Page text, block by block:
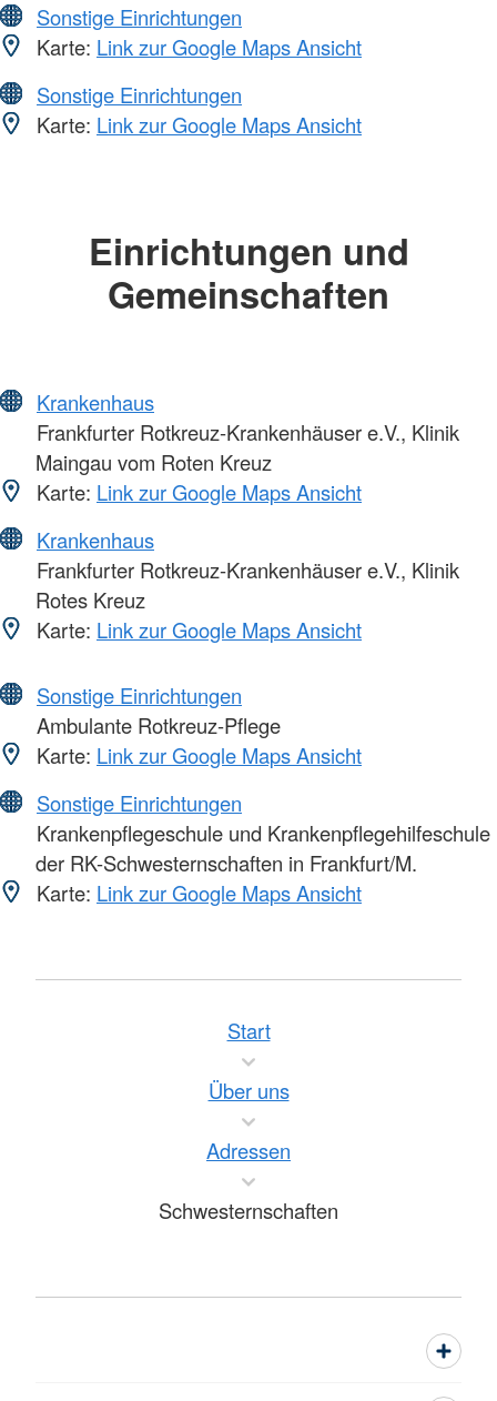
Sonstige Einrichtungen
Karte: Link zur Google Maps Ansicht
Sonstige Einrichtungen
Karte: Link zur Google Maps Ansicht
Einrichtungen und
Gemeinschaften
Krankenhaus
Frankfurter Rotkreuz-Krankenhäuser e.V., Klinik
Maingau vom Roten Kreuz
Karte: Link zur Google Maps Ansicht
Krankenhaus
Frankfurter Rotkreuz-Krankenhäuser e.V., Klinik
Rotes Kreuz
Karte: Link zur Google Maps Ansicht
Sonstige Einrichtungen
Ambulante Rotkreuz-Pflege
Karte: Link zur Google Maps Ansicht
Sonstige Einrichtungen
Krankenpflegeschule und Krankenpflegehilfeschule
der RK-Schwesternschaften in Frankfurt/M.
Karte: Link zur Google Maps Ansicht
Start
Über uns
Adressen
Schwesternschaften